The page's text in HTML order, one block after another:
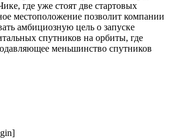
где уже стоят две стартовых
местоположение позволит компании
амбициозную цель о запуске
спутников на орбиты, где
меньшинство спутников